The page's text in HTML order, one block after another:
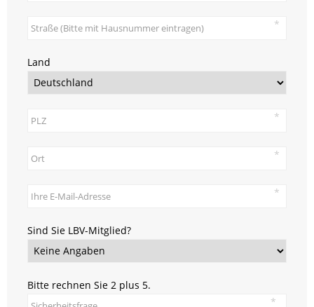
Land
Sind Sie LBV-Mitglied?
Bitte rechnen Sie 2 plus 5.